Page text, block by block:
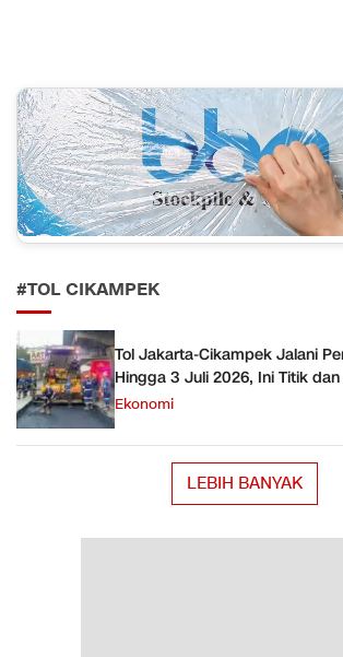
#TOL CIKAMPEK
Tol Jakarta-Cikampek Jalani
Hingga 3 Juli 2026, Ini Titik
Ekonomi
LEBIH BANYAK